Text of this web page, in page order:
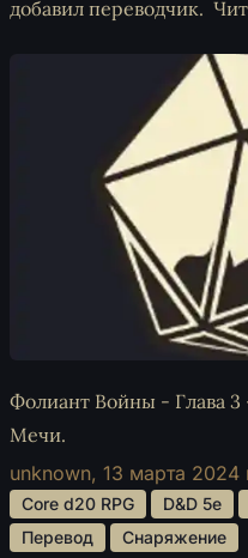
добавил переводчик.
Фолиант Войны - Глава
Мечи.
unknown, 13 марта 2024
Core d20 RPG D&D 5e
Перевод
Снаряжение